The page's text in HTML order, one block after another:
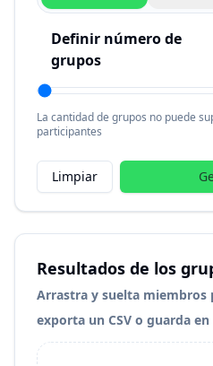
Definir número de
grupos
La cantidad de grupos no puede
participantes
Limpiar
Resultados de los
Arrastra y suelta miembros
exporta un CSV o guarda